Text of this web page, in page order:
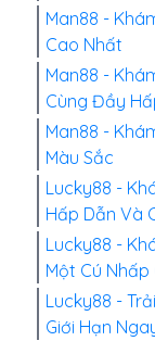
Man88 -
Cao Nhất
Man88 -
Cùng Đầy
Man88 -
Màu Sắc
Lucky88 -
Hấp Dẫn Và
Lucky88 -
Một Cú Nhấp
Lucky88 -
Giới Hạn